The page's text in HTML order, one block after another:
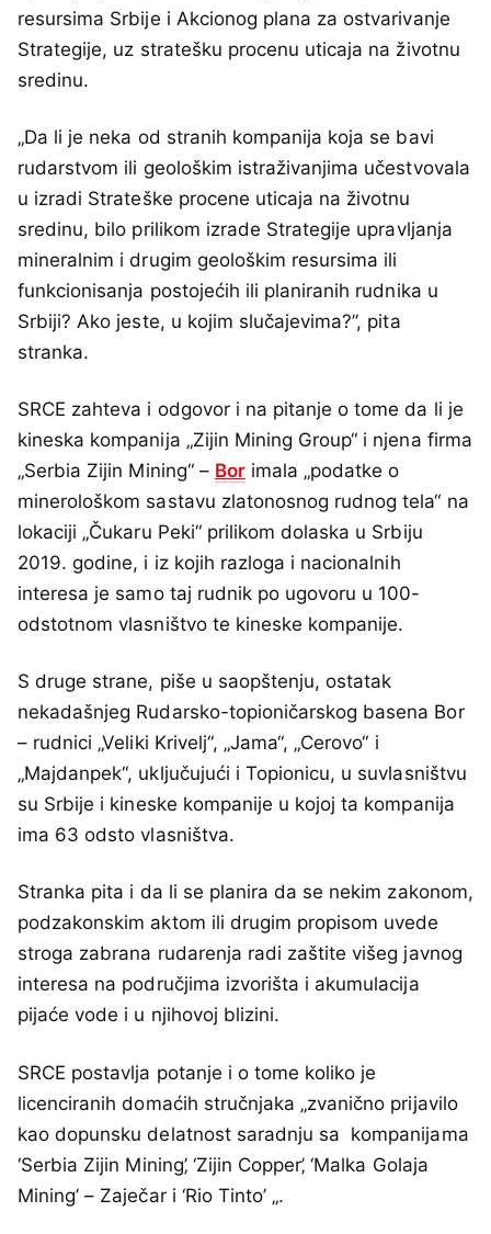
resursima Srbije i Akcionog plana za ostvarivanje
Strategije, uz stratešku procenu uticaja na životnu
sredinu.
„Da li je neka od stranih kompanija koja se bavi
rudarstvom ili geološkim istraživanjima učestvovala
u izradi Strateške procene uticaja na životnu
sredinu, bilo prilikom izrade Strategije upravljanja
mineralnim i drugim geološkim resursima ili
funkcionisanja postojećih ili planiranih rudnika u
Srbiji? Ako jeste, u kojim slučajevima?”, pita
stranka.
SRCE zahteva i odgovor i na pitanje o tome da li je
kineska kompanija „Zijin Mining Group“ i njena firma
„Serbia Zijin Mining“ – Borimala „podatke o
minerološkom sastavu zlatonosnog rudnog tela“ na
lokaciji „Čukaru Peki“ prilikom dolaska u Srbiju
2019. godine, i iz kojih razloga i nacionalnih
interesa je samo taj rudnik po ugovoru u 100-
odstotnom vlasništvo te kineske kompanije.
S druge strane, piše u saopštenju, ostatak
nekadašnjeg Rudarsko-topioničarskog basena Bor
– rudnici „Veliki Krivelj“, „Jama“, „Cerovo“ i
„Majdanpek“, uključujući i Topionicu, u suvlasništvu
su Srbije i kineske kompanije u kojoj ta kompanija
ima 63 odsto vlasništva.
Stranka pita i da li se planira da se nekim zakonom,
podzakonskim aktom ili drugim propisom uvede
stroga zabrana rudarenja radi zaštite višeg javnog
interesa na područjima izvorišta i akumulacija
pijaće vode i u njihovoj blizini.
SRCE postavlja potanje i o tome koliko je
licenciranih domaćih stručnjaka „zvanično prijavilo
kao dopunsku delatnost saradnju sa kompanijama
‘Serbia Zijin Mining’‚ ‘Zijin Copper’‚ ‘Malka Golaja
Mining’ – Zaječar i ‘Rio Tinto’ „.